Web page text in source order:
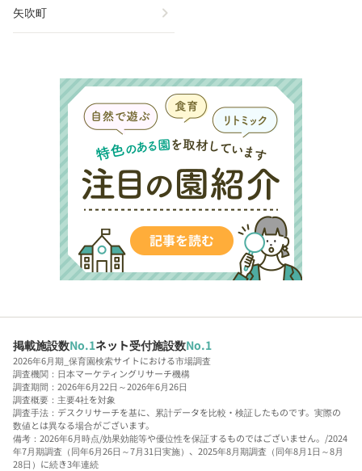
矢吹町 chevron_right
掲載施設数No.1ネット受付施設数No.1
2026年6月期_保育園検索サイトにおける市場調査
調査機関：日本マーケティングリサーチ機構
調査期間：2026年6月22日～2026年6月26日
調査概要：主要4社を対象
調査手法：デスクリサーチを基に、累計データを比較・検証したものです。実際の
数値とは異なる場合がございます。
備考：2026年6月時点/効果効能等や優位性を保証するものではございません。/2024
年7月期調査（同年6月26日～7月31日実施）、2025年8月期調査（同年8月1日～8月
28日）に続き3年連続